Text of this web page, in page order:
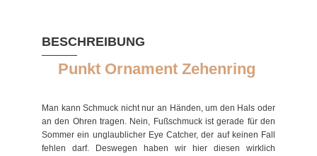
BESCHREIBUNG
Punkt Ornament Zehenring
Man kann Schmuck nicht nur an Händen, um den Hals oder
an den Ohren tragen. Nein, Fußschmuck ist gerade für den
Sommer ein unglaublicher Eye Catcher, der auf keinen Fall
fehlen darf. Deswegen haben wir hier diesen wirklich